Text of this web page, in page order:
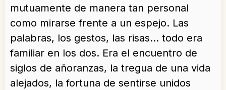
mutuamente de manera tan personal
como mirarse frente a un espejo. Las
palabras, los gestos, las risas… todo era
familiar en los dos. Era el encuentro de
siglos de añoranzas, la tregua de una vida
alejados, la fortuna de sentirse unidos